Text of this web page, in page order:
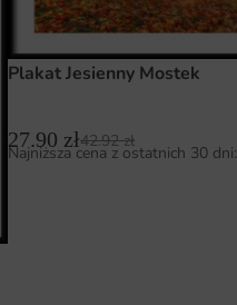
Plakat Jesienny Mostek
27.90 zł42.92zł
Najniższa cena z ostatnich 30 dni: